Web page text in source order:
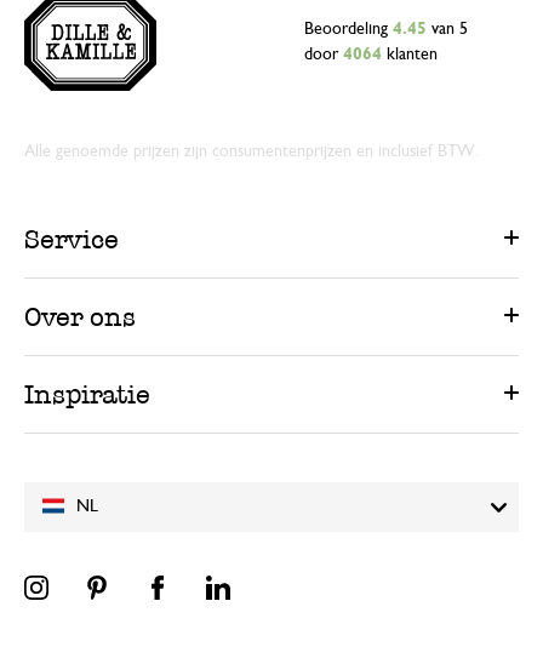
NL
Beoordeling 4.45 van 5
door 4064 klanten
Alle genoemde prijzen zijn consumentenprijzen en inclusief BTW.
Service
Over ons
Inspiratie